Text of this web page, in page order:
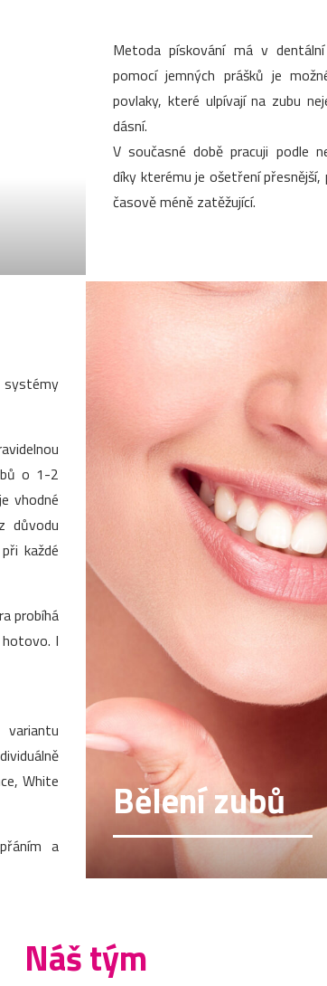
Metoda pískování má v
pomocí jemných prášků je
povlaky, které ulpívají na zubu
dásní.
V současné době pracuji podle
díky kterému je ošetření
časově méně zatěžující.
systémy
o 1-2
vhodné
důvodu
každé
probíhá
I
White
a
Bělení zubů
Náš tým